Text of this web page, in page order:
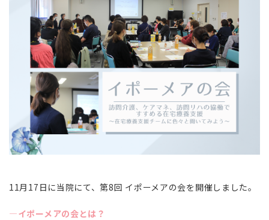
11月17日に当院にて、第8回 イポーメアの会を開催しました。
―イポーメアの会とは？